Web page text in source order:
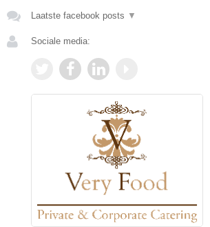
Laatste facebook posts ▼
Sociale media: